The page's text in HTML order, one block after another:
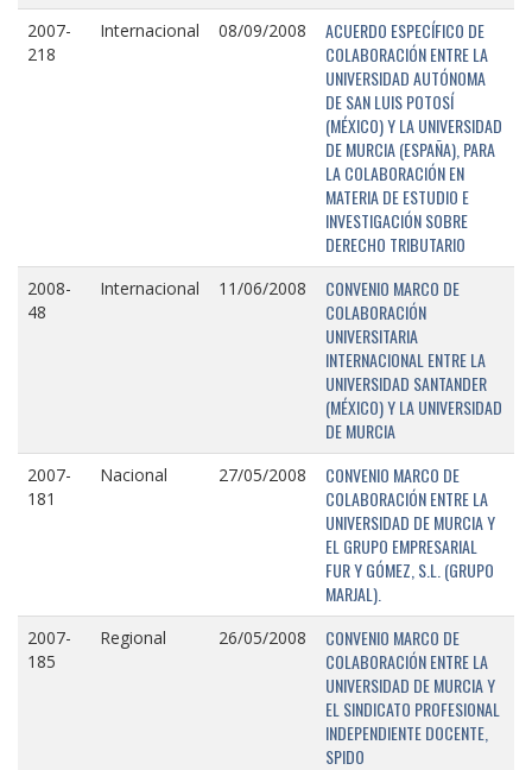
2007-
218
Internacional 08/09/2008
ACUERDO ESPECÍFICO DE
COLABORACIÓN ENTRE LA
UNIVERSIDAD AUTÓNOMA
DE SAN LUIS POTOSÍ
(MÉXICO) Y LA UNIVERSIDAD
DE MURCIA (ESPAÑA), PARA
LA COLABORACIÓN EN
MATERIA DE ESTUDIO E
INVESTIGACIÓN SOBRE
DERECHO TRIBUTARIO
2008-
48
Internacional 11/06/2008
CONVENIO MARCO DE
COLABORACIÓN
UNIVERSITARIA
INTERNACIONAL ENTRE LA
UNIVERSIDAD SANTANDER
(MÉXICO) Y LA UNIVERSIDAD
DE MURCIA
2007-
181
Nacional 27/05/2008
CONVENIO MARCO DE
COLABORACIÓN ENTRE LA
UNIVERSIDAD DE MURCIA Y
EL GRUPO EMPRESARIAL
FUR Y GÓMEZ, S.L. (GRUPO
MARJAL).
2007-
185
Regional 26/05/2008
CONVENIO MARCO DE
COLABORACIÓN ENTRE LA
UNIVERSIDAD DE MURCIA Y
EL SINDICATO PROFESIONAL
INDEPENDIENTE DOCENTE,
SPIDO